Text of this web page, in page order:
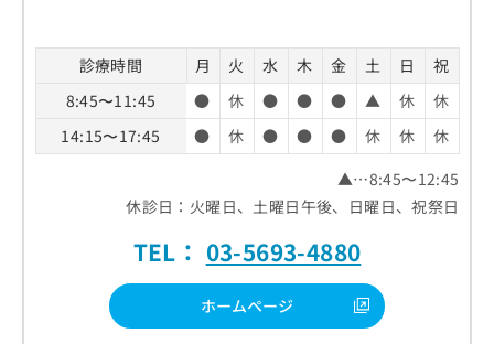
診療時間 月 火 水 木 金 土 日
祝
8:45〜11:45
● 休 ● ● ● ▲ 休
休
14:15〜17:45
● 休 ● ● ● 休 休
休
▲…8:45〜12:45
休診日：火曜日、土曜日午後、日曜日、祝祭日
TEL： 03-5693-4880
ホームページ